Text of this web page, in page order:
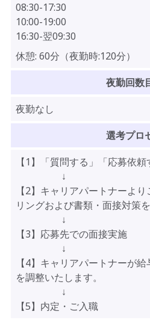
08:30-17:30
10:00-19:00
16:30-翌09:30
休憩: 60分（夜勤時:120分）
夜勤回数
夜勤なし
選考プロ
【1】「質問する」「応募依
↓
【2】キャリアパートナーよ
リングおよび書類・面接対策
↓
【3】応募先での面接実施
↓
【4】キャリアパートナーが
を調整いたします。
↓
【5】内定・ご入職